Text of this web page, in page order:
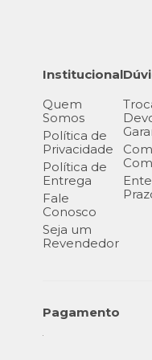
Institucional
Quem
Somos
Política de
Privacidade
Política de
Entrega
Fale
Conosco
Seja um
Revendedor
Pagamento